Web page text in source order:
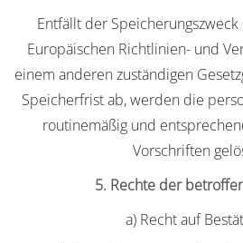
Entfällt der
Europäischen Richtlinien- und
einem anderen zuständigen
Speicherfrist ab, werden die
routinemäßig und
Vorschriften
5. Rechte der
a) Recht auf